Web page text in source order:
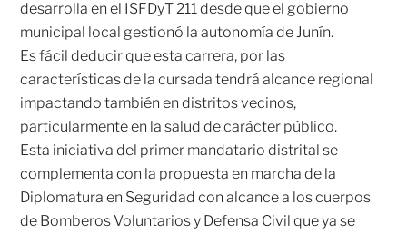
desarrolla en el ISFDyT 211 desde que el gobierno
municipal local gestionó la autonomía de Junín.
Es fácil deducir que esta carrera, por las
características de la cursada tendrá alcance regional
impactando también en distritos vecinos,
particularmente en la salud de carácter público.
Esta iniciativa del primer mandatario distrital se
complementa con la propuesta en marcha de la
Diplomatura en Seguridad con alcance a los cuerpos
de Bomberos Voluntarios y Defensa Civil que ya se